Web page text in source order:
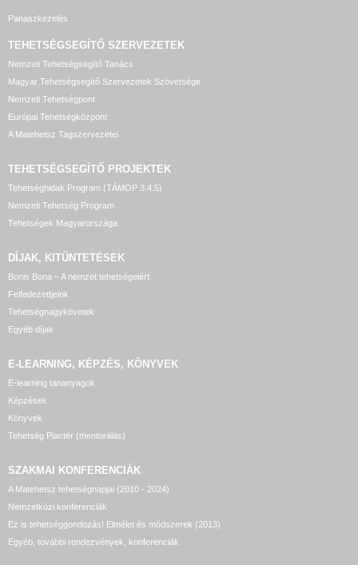
Panaszkezelés
TEHETSÉGSEGÍTŐ SZERVEZETEK
Nemzeti Tehetségsegítő Tanács
Magyar Tehetségsegítő Szervezetek Szövetsége
Nemzeti Tehetségpont
Európai Tehetségközpont
A Matehetsz Tagszervezetei
TEHETSÉGSEGÍTŐ PROJEKTEK
Tehetséghidak Program (TÁMOP 3.4.5)
Nemzeti Tehetség Program
Tehetségek Magyarországa
DÍJAK, KITÜNTETÉSEK
Bonis Bona – A nemzet tehetségeiért
Felfedezettjeink
Tehetségnagykövetek
Egyéb díjak
E-LEARNING, KÉPZÉS, KÖNYVEK
E-learning tananyagok
Képzések
Könyvek
Tehetség Piactér (mentorálás)
SZAKMAI KONFERENCIÁK
A Matehetsz tehetségnapjai (2010 - 2024)
Nemzetközi konferenciák
Ez is tehetséggondozás! Elmélet és módszerek (2013)
Egyéb, további rendezvények, konferenciák